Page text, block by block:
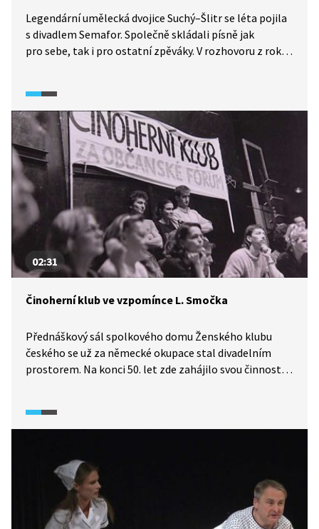
Legendární umělecká dvojice Suchý–Šlitr se léta pojila
s divadlem Semafor. Společně skládali písně jak
pro sebe, tak i pro ostatní zpěváky. V rozhovoru z roku
02:31
Činoherní klub ve vzpomínce L. Smočka
Přednáškový sál spolkového domu Ženského klubu
českého se už za německé okupace stal divadelním
prostorem. Na konci 50. let zde zahájilo svou činnost
kteří klubem prošli, vzpomíná jeden z jeho